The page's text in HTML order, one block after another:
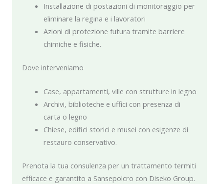
Installazione di postazioni di monitoraggio per
eliminare la regina e i lavoratori
Azioni di protezione futura tramite barriere
chimiche e fisiche.
Dove interveniamo
Case, appartamenti, ville con strutture in legno
Archivi, biblioteche e uffici con presenza di
carta o legno
Chiese, edifici storici e musei con esigenze di
restauro conservativo.
Prenota la tua consulenza per un trattamento termiti
efficace e garantito a Sansepolcro con Diseko Group.